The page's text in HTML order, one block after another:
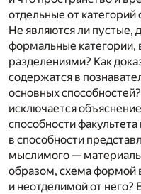
отдельные от
Не являются ли пустые,
формальные категории,
разделениями? Как
содержатся в
основных
исключается
способности
в способности
мыслимого —
образом, схема формой
и неотделимой от него?